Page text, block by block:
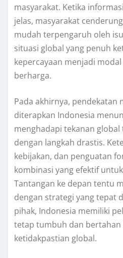
masyarakat. Ketika
jelas, masyarakat
mudah terpengaruh oleh
situasi global yang penuh
kepercayaan menjadi
berharga.
Pada akhirnya, pendekatan
diterapkan Indonesia
menghadapi tekanan
dengan langkah drastis.
kebijakan, dan penguatan
kombinasi yang efektif
Tantangan ke depan tentu
dengan strategi yang tepat
pihak, Indonesia memiliki
tetap tumbuh dan
ketidakpastian global.